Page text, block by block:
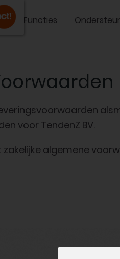
Functies
voor TendenZ BV.
algemene